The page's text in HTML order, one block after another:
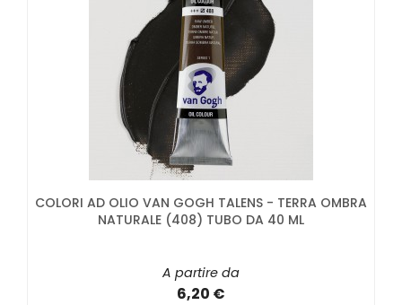
COLORI AD OLIO VAN GOGH TALENS - TERRA OMBRA
NATURALE (408) TUBO DA 40 ML
A partire da
6,20 €